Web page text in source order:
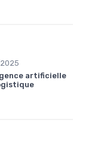
artificielle